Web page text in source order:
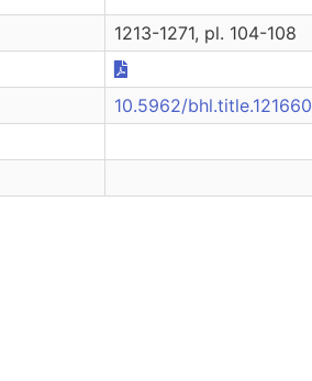
1213-1271, pl. 104-108
10.5962/bhl.title.121660